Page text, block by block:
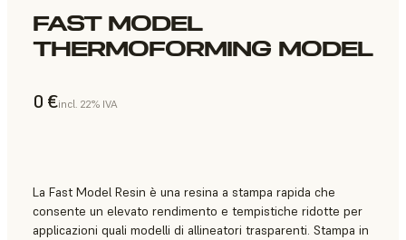
FAST MODEL
THERMOFORMING MODEL
0 €incl. 22% IVA
La Fast Model Resin è una resina a stampa rapida che
consente un elevato rendimento e tempistiche ridotte per
applicazioni quali modelli di allineatori trasparenti. Stampa in